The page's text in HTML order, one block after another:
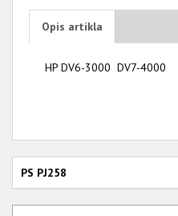
Opis artikla
HP DV6-3000 DV7-4000
PS PJ258